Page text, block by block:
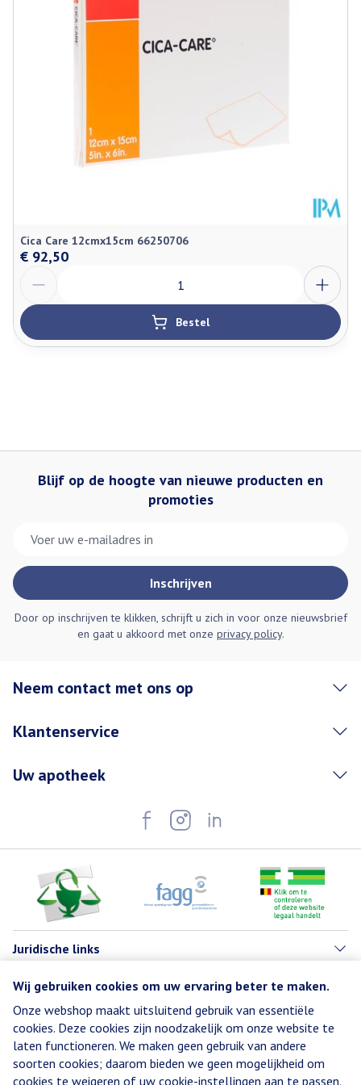
Wij gebruiken cookies om uw ervaring beter te maken.
Onze webshop maakt uitsluitend gebruik van essentiële
cookies. Deze cookies zijn noodzakelijk om onze website te
laten functioneren. We maken geen gebruik van andere
soorten cookies; daarom bieden we geen mogelijkheid om
cookies te weigeren of uw cookie-instellingen aan te passen.
Hoeveelheid
Verpakking
350
Cica Care 12cmx15cm 66250706
€ 92,50
Bestel
Blijf op de hoogte van nieuwe producten en
promoties
Inschrijven
Door op inschrijven te klikken, schrijft u zich in voor onze nieuwsbrief
en gaat u akkoord met onze privacy policy.
Neem contact met ons op
Klantenservice
Uw apotheek
Juridische links